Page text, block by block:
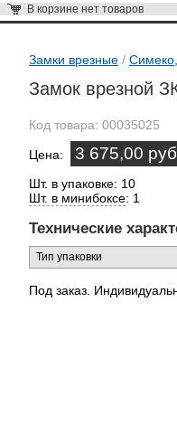
В корзине нет товаров
Замки врезные /
Замок врезной
Код товара: 00035025
Цена: 3 675,00
Шт. в упаковке: 10
Шт. в минибоксе: 1
Технические
Тип упаковки
Под заказ.